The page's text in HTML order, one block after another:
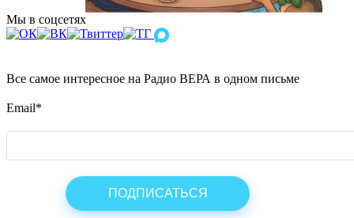
Мы в соцсетях
Все самое интересное на Радио ВЕРА в одном письме
Email*